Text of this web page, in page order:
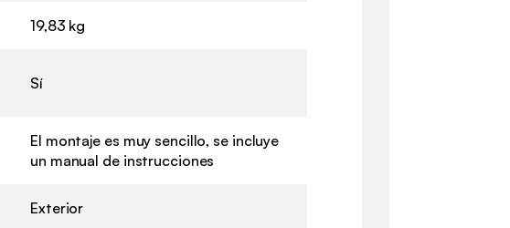
19,83 kg
Sí
El montaje es muy sencillo, se incluye
un manual de instrucciones
Exterior